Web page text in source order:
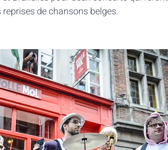
de chansons belges.